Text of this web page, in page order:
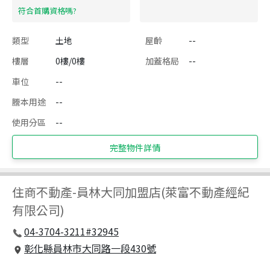
​符合首購資格嗎?
類型 土地 屋齡
--
樓層
0樓/0樓 加蓋格局
--
車位
--
謄本用途
--
使用分區
--
完整物件詳情
住商不動產-員林大同加盟店(萊富不動產經紀
有限公司)
04-3704-3211#32945
彰化縣員林市大同路一段430號